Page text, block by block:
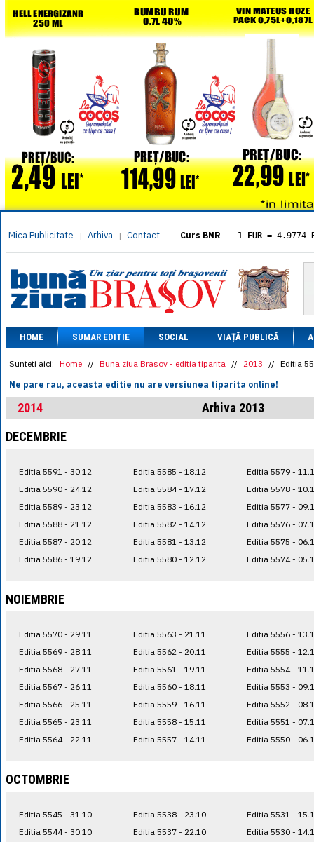
Mica Publicitate | Arhiva | Contact Curs BNR 1 EUR = 4.9774
= 5.8304
1 XAU= 464.4611
1 AED= 1.1933
1 AUD= 2.7957
1 BGN= 2.5449
1 CAD= 3.1559
1 CHF= 5.2813
1 CNY = 0.6015
1 DKK= 0.6668
1 EGP= 0.0860
1 HUF= 1.2223
1 MXN= 0.2227
1 NOK= 0.4191
1 RSD= 0.0425
1 RUB= 0.0530
1 TRY= 0.1141
HOME SUMAR EDITIE SOCIAL VIAȚĂ PUBLICĂ
Sunteti aici: Home // Buna ziua Brasov - editia tiparita // 2013 // Editia
Ne pare rau, aceasta editie nu are versiunea tiparita online!
2014
Arhiva 2013
DECEMBRIE
Editia 5591 - 30.12
Editia 5590 - 24.12
Editia 5589 - 23.12
Editia 5588 - 21.12
Editia 5587 - 20.12
Editia 5586 - 19.12
Editia 5585 - 18.12
Editia 5584 - 17.12
Editia 5583 - 16.12
Editia 5582 - 14.12
Editia 5581 - 13.12
Editia 5580 - 12.12
Editia 5579 -
Editia 5578 -
Editia 5577 -
Editia 5576 -
Editia 5575 -
Editia 5574 -
NOIEMBRIE
Editia 5570 - 29.11
Editia 5569 - 28.11
Editia 5568 - 27.11
Editia 5567 - 26.11
Editia 5566 - 25.11
Editia 5565 - 23.11
Editia 5564 - 22.11
Editia 5563 - 21.11
Editia 5562 - 20.11
Editia 5561 - 19.11
Editia 5560 - 18.11
Editia 5559 - 16.11
Editia 5558 - 15.11
Editia 5557 - 14.11
Editia 5556 -
Editia 5555 -
Editia 5554 -
Editia 5553 -
Editia 5552 -
Editia 5551 -
Editia 5550 -
OCTOMBRIE
Editia 5545 - 31.10
Editia 5544 - 30.10
Editia 5538 - 23.10
Editia 5537 - 22.10
Editia 5531 -
Editia 5530 -